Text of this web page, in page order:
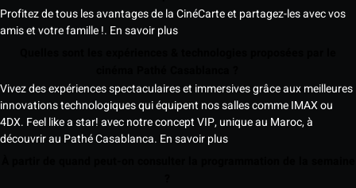
Profitez de tous les avantages de la CinéCarte et partagez-les avec vos
amis et votre famille !. En savoir plus
Vivez des expériences spectaculaires et immersives grâce aux meilleures
innovations technologiques qui équipent nos salles comme IMAX ou
4DX. Feel like a star! avec notre concept VIP, unique au Maroc, à
découvrir au Pathé Casablanca. En savoir plus